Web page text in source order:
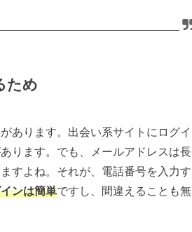
ため
あります。出会い系サイトにログイ
ります。でも、メールアドレスは長
すよね。それが、電話番号を入力す
ンは簡単ですし、間違えることも無